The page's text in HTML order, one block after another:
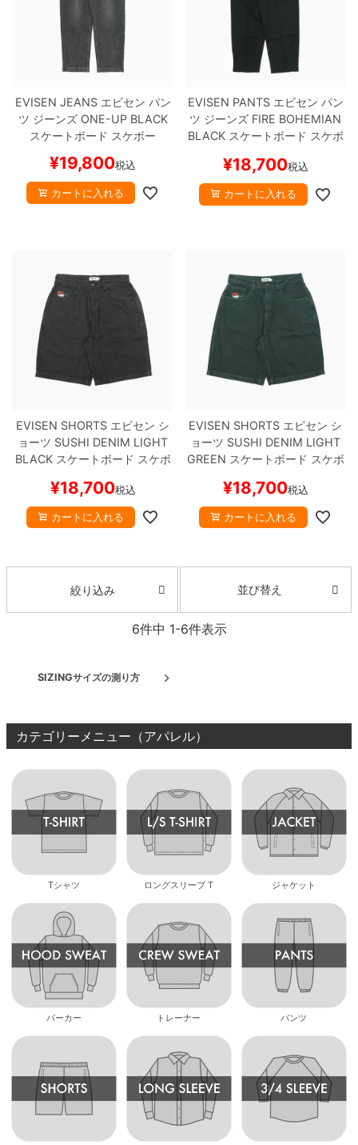
EVISEN JEANSエビセン パン
ツ ジーンズONE-UPBLACK
スケートボード スケボー
¥19,800税込
カートに入れる
EVISEN PANTSエビセン パン
ツ ジーンズ FIRE BOHEMIAN
BLACKスケートボード スケボ
¥18,700税込
カートに入れる
EVISEN SHORTS エビセン シ
ョーツ SUSHI DENIM LIGHT
BLACKスケートボード スケボ
¥18,700税込
カートに入れる
EVISEN SHORTS エビセン シ
ョーツ SUSHI DENIM LIGHT
GREEN スケートボード スケボ
¥18,700税込
カートに入れる
絞り込み 並び替え
6件中 1-6件表示
SIZINGサイズの測り方
カテゴリーメニュー（アパレル）
Tシャツ ロングスリーブ T ジャケット
パーカー トレーナー パンツ
8.8inch
9.0inch以上
高性能デッキ
8.9inch
75mm
28.5cm
29.5cm
サイズの測り方